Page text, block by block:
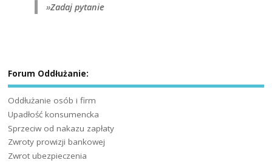
»Zadaj pytanie
Forum Oddłużanie:
Oddłużanie osób i firm
Upadłość konsumencka
Sprzeciw od nakazu zapłaty
Zwroty prowizji bankowej
Zwrot ubezpieczenia